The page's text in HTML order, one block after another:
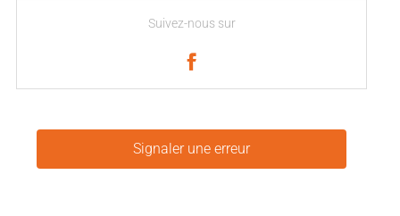
Suivez-nous sur
Signaler une erreur